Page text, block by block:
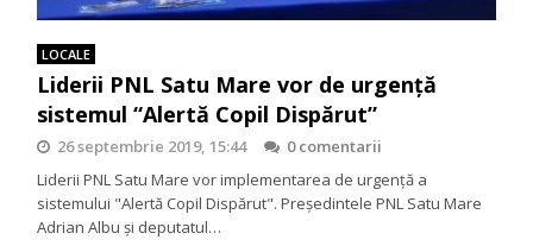
LOCALE
Liderii PNL Satu Mare vor de urgenţă
sistemul “Alertă Copil Dispărut”
26 septembrie 2019, 15:44
0 comentarii
Liderii PNL Satu Mare vor implementarea de urgenţă a
sistemului "Alertă Copil Dispărut". Președintele PNL Satu Mare
Adrian Albu şi deputatul…